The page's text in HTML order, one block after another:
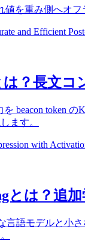
値を重み側へオ
and Efficient
は？長文
を beacon token
ます。
with
とは？追
な言語モデルと